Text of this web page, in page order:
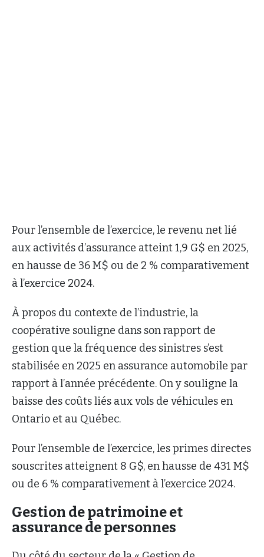
Pour l’ensemble de l’exercice, le revenu net lié
aux activités d’assurance atteint 1,9 G$ en 2025,
en hausse de 36 M$ ou de 2 % comparativement
à l’exercice 2024.
À propos du contexte de l’industrie, la
coopérative souligne dans son rapport de
gestion que la fréquence des sinistres s’est
stabilisée en 2025 en assurance automobile par
rapport à l’année précédente. On y souligne la
baisse des coûts liés aux vols de véhicules en
Ontario et au Québec.
Pour l’ensemble de l’exercice, les primes directes
souscrites atteignent 8 G$, en hausse de 431 M$
ou de 6 % comparativement à l’exercice 2024.
Gestion de patrimoine et
assurance de personnes